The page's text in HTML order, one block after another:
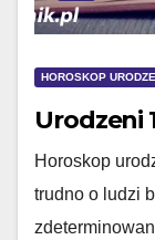
HOROSKOP
Urodzeni
Horoskop
trudno o ludzi